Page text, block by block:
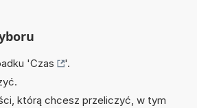
'Czas
'.
którą chcesz przeliczyć, w tym